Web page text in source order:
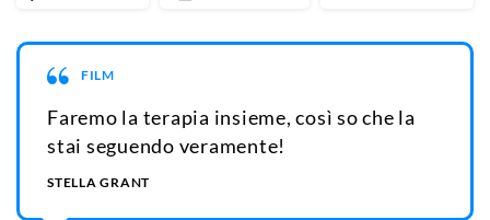
FILM
Faremo la terapia insieme, così so che la
stai seguendo veramente!
STELLA GRANT